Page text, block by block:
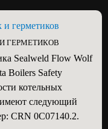
ГЕРМЕТИКОВ
Sealweld Flow Wolf
Boilers Safety
котельных
следующий
CRN 0C07140.2.